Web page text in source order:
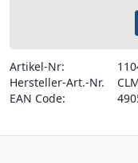
Artikel-Nr:
Hersteller-Art.-Nr.
EAN Code: